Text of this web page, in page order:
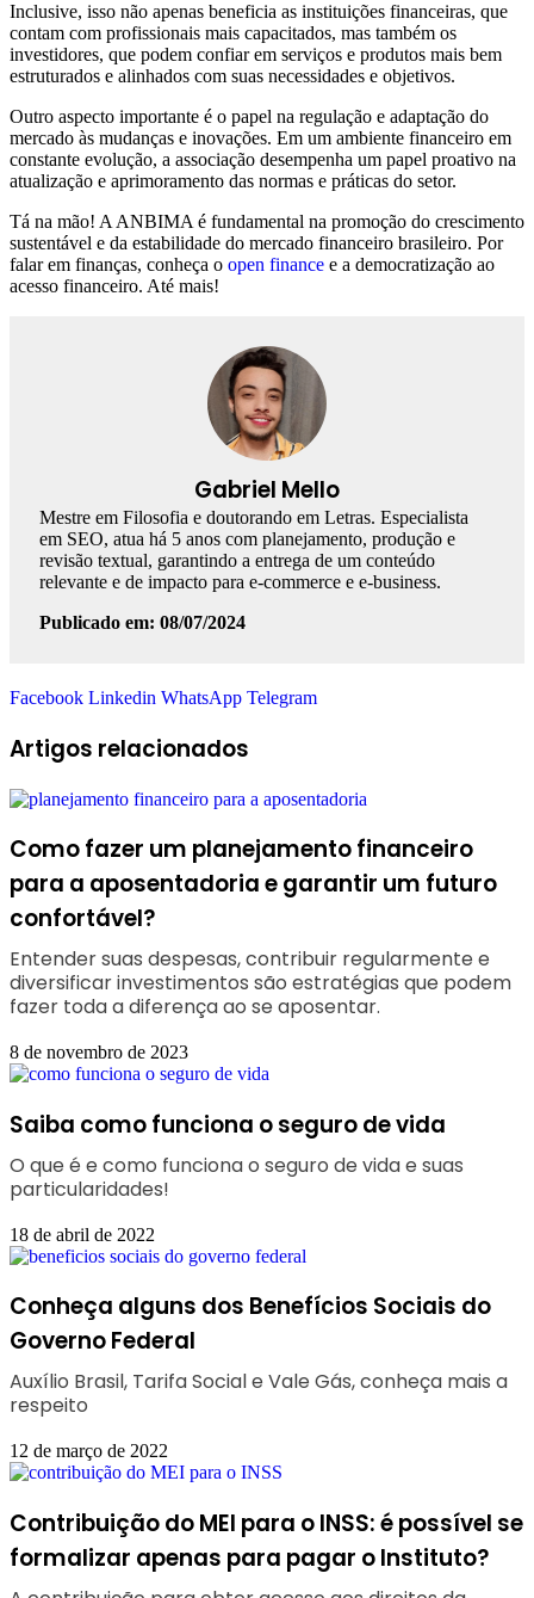
Inclusive, isso não apenas beneficia as instituições financeiras, que
contam com profissionais mais capacitados, mas também os
investidores, que podem confiar em serviços e produtos mais bem
estruturados e alinhados com suas necessidades e objetivos.
Outro aspecto importante é o papel na regulação e adaptação do
mercado às mudanças e inovações. Em um ambiente financeiro em
constante evolução, a associação desempenha um papel proativo na
atualização e aprimoramento das normas e práticas do setor.
Tá na mão! A ANBIMA é fundamental na promoção do crescimento
sustentável e da estabilidade do mercado financeiro brasileiro. Por
falar em finanças, conheça o open finance e a democratização ao
acesso financeiro. Até mais!
Gabriel Mello
Mestre em Filosofia e doutorando em Letras. Especialista
em SEO, atua há 5 anos com planejamento, produção e
revisão textual, garantindo a entrega de um conteúdo
relevante e de impacto para e-commerce e e-business.
Publicado em: 08/07/2024
Facebook Linkedin WhatsApp Telegram
Artigos relacionados
Como fazer um planejamento financeiro
para a aposentadoria e garantir um futuro
confortável?
Entender suas despesas, contribuir regularmente e
diversificar investimentos são estratégias que podem
fazer toda a diferença ao se aposentar.
8 de novembro de 2023
Saiba como funciona o seguro de vida
O que é e como funciona o seguro de vida e suas
particularidades!
18 de abril de 2022
Conheça alguns dos Benefícios Sociais do
Governo Federal
Auxílio Brasil, Tarifa Social e Vale Gás, conheça mais a
respeito
12 de março de 2022
Contribuição do MEI para o INSS: é possível se
formalizar apenas para pagar o Instituto?